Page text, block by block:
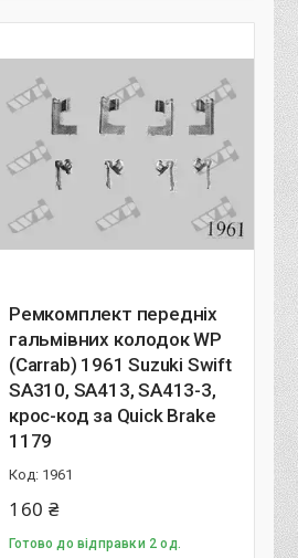
Ремкомплект передніх
гальмівних колодок WP
(Carrab) 1961 Suzuki Swift
SA310, SA413, SA413-3,
крос-код за Quick Brake
1179
1961
160 ₴
Готово до відправки 2 од.